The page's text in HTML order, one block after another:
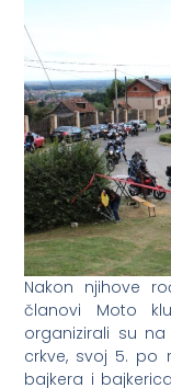
Nakon njihove
članovi Moto
organizirali su
crkve, svoj 5. po
bajkera i